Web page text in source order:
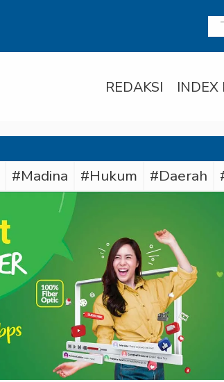
REDAKSI INDEX
#Madina #Hukum #Daerah